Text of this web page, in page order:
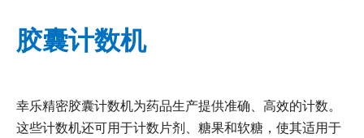
胶囊计数机
幸乐精密胶囊计数机为药品生产提供准确、高效的计数。
这些计数机还可用于计数片剂、糖果和软糖，使其适用于